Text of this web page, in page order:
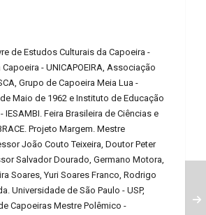
de Estudos Culturais da Capoeira -
- UNICAPOEIRA, Associação
Grupo de Capoeira Meia Lua -
Maio de 1962 e Instituto de Educação
Feira Brasileira de Ciências e
Projeto Margem. Mestre
João Couto Teixeira, Doutor Peter
Salvador Dourado, Germano Motora,
Soares, Yuri Soares Franco, Rodrigo
Universidade de São Paulo - USP,
Capoeiras Mestre Polêmico -